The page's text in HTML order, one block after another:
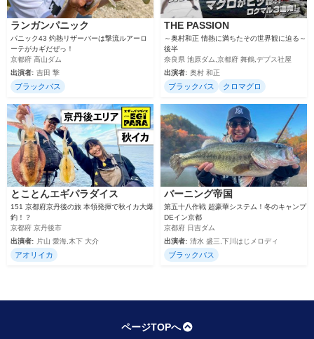
ランガンパニック
パニック43 灼熱リザーバーは撃流ルアーロ
ーテがカギだぜっ！
京都府 高山ダム
出演者: 吉田 撃
ブラックバス
THE PASSION
～奥村和正 情熱に満ちたその世界観に迫る～
後半
奈良県 池原ダム,京都府 舞鶴,デプス社屋
出演者: 奥村 和正
ブラックバス クロマグロ
とことんエギパラダイス
151 京都府京丹後の旅 本領発揮で秋イカ大爆
釣！？
京都府 京丹後市
出演者:
片山 愛海,木下 大介
アオリイカ
バーニング帝国
第五十八作戦 超豪華システム！冬のキャンプ
DEイン京都
京都府 日吉ダム
出演者: 清水 盛三,下川はじメロディ
ブラックバス
ページTOPへ